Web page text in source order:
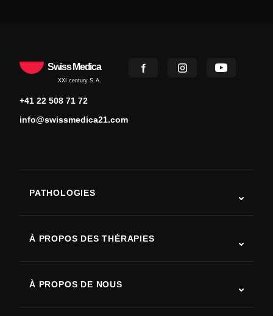
Swiss Medica
XXI century S.A.
+41 22 508 71 72
info@swissmedica21.com
PATHOLOGIES
Maladie de Parkinson
Arthrite
À PROPOS DES THÉRAPIES
À PROPOS DE NOUS